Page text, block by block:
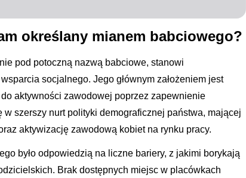
określany mianem babciowego?
pod potoczną nazwą babciowe, stanowi
socjalnego. Jego głównym założeniem jest
aktywności zawodowej poprzez zapewnienie
szerszy nurt polityki demograficznej państwa, mającej
aktywizację zawodową kobiet na rynku pracy.
było odpowiedzią na liczne bariery, z jakimi borykają
Brak dostępnych miejsc w placówkach